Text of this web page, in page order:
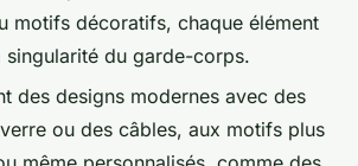
motifs décoratifs, chaque élément
singularité du garde-corps.
des designs modernes avec des
ou des câbles, aux motifs plus